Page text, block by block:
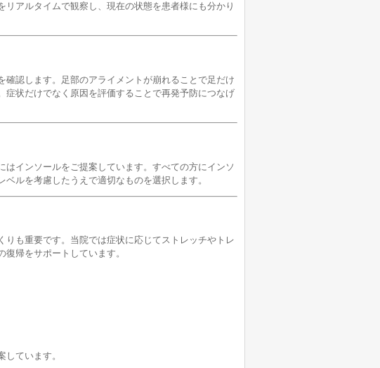
アルタイムで観察し、現在の状態を患者様にも分かり
認します。足部のアライメントが崩れることで足だけ
症状だけでなく原因を評価することで再発予防につなげ
インソールをご提案しています。すべての方にインソ
ルを考慮したうえで適切なものを選択します。
も重要です。当院では症状に応じてストレッチやトレ
帰をサポートしています。
ています。